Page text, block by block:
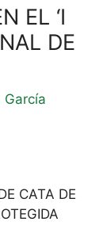
EL ‘I
DE
García
CATA DE